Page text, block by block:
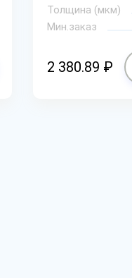
Толщина (мкм)
Мин.заказ
2 380.89 ₽